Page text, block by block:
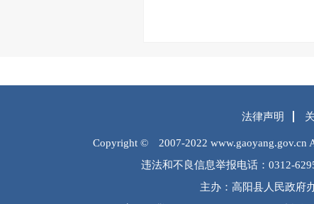
法律声明
Copyright © 2007-2022 www.gaoyang.gov.cn
违法和不良信息举报电话：0312-
主办：高阳县人民政府